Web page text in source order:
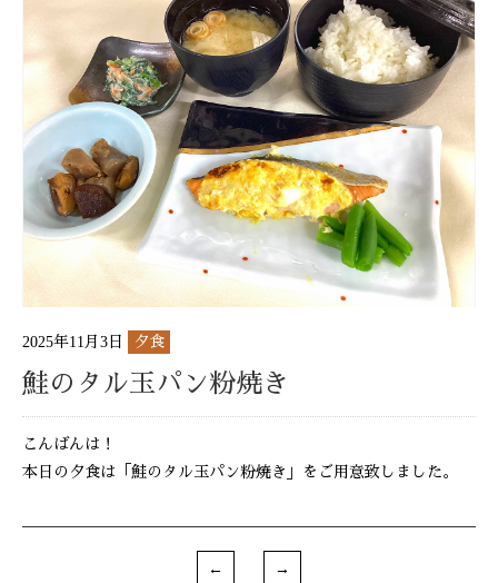
2025年11月3日 夕食
鮭のタル玉パン粉焼き
こんばんは！
本日の夕食は「鮭のタル玉パン粉焼き」をご用意致しました。